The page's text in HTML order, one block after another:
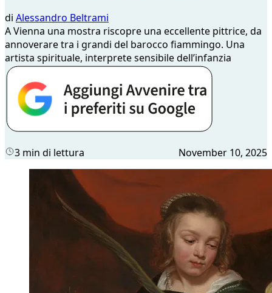
di Alessandro Beltrami
A Vienna una mostra riscopre una eccellente pittrice, da
annoverare tra i grandi del barocco fiammingo. Una
artista spirituale, interprete sensibile dell’infanzia
3 min di lettura November 10, 2025